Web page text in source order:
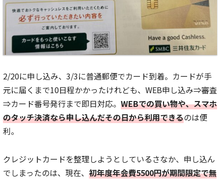
2/20に申し込み、3/3に普通郵便でカード到着。カードが手
元に届くまで10日程かかったけれども、WEB申し込み⇒審査
⇒カード番号発行まで即日対応。 WEBでの買い物や、スマホ
のタッチ決済なら申し込んだその日から利用できるのは便
利。
クレジットカードを整理しようとしているさなか、申し込ん
でしまったのは、現在、 初年度年会費5500円が期間限定で無